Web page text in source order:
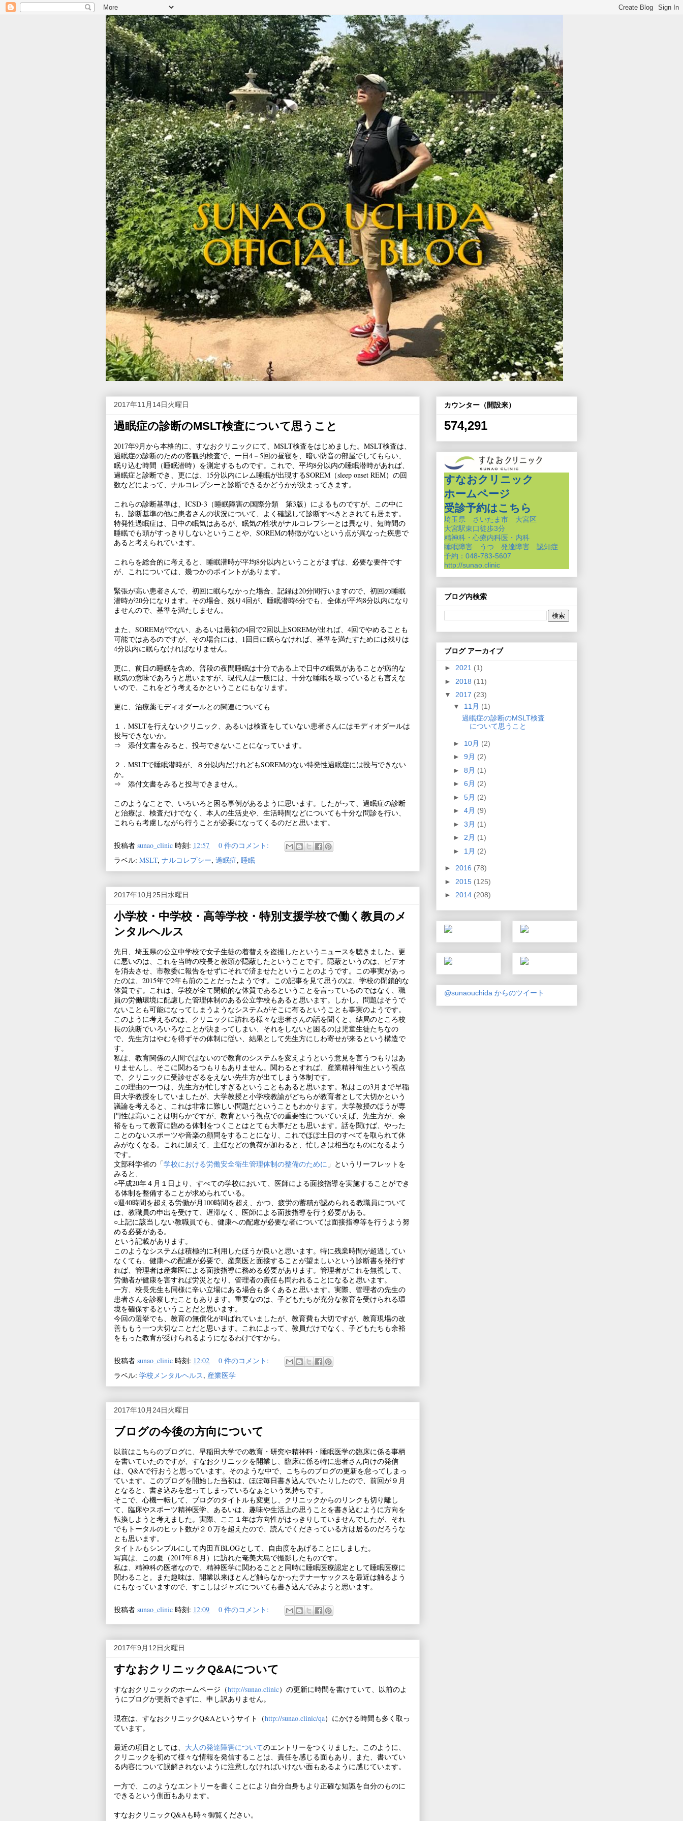
2017年11月14日火曜日
過眠症の診断のMSLT検査について思うこと
2017年9月から本格的に、すなおクリニックにて、MSLT検査をはじめました。MSLT検査は、
過眠症の診断のための客観的検査で、一日4－5回の昼寝を、暗い防音の部屋でしてもらい、
眠り込む時間（睡眠潜時）を測定するものです。これで、平均8分以内の睡眠潜時があれば、
過眠症と診断でき、更には、15分以内にレム睡眠が出現するSOREM（sleep onset REM）の回
数などによって、ナルコレプシーと診断できるかどうかが決まってきます。
これらの診断基準は、ICSD-3（睡眠障害の国際分類 第3版）によるものですが、この中に
も、診断基準の他に患者さんの状況について、よく確認して診断すべきとされても居ます。
特発性過眠症は、日中の眠気はあるが、眠気の性状がナルコレプシーとは異なり、短時間の
睡眠でも頭がすっきりしないということや、SOREMの特徴がないという点が異なった疾患で
あると考えられています。
これらを総合的に考えると、睡眠潜時が平均8分以内ということがまずは、必要な要件です
が、これについては、幾つかのポイントがあります。
緊張が高い患者さんで、初回に眠らなかった場合、記録は20分間行いますので、初回の睡眠
潜時が20分になります。その場合、残り4回が、睡眠潜時6分でも、全体が平均8分以内になり
ませんので、基準を満たしません。
また、SOREMがでない、あるいは最初の4回で2回以上SOREMが出れば、4回でやめることも
可能ではあるのですが、その場合には、1回目に眠らなければ、基準を満たすためには残りは
4分以内に眠らなければなりません。
更に、前日の睡眠を含め、普段の夜間睡眠は十分である上で日中の眠気があることが病的な
眠気の意味であろうと思いますが、現代人は一般には、十分な睡眠を取っているとも言えな
いので、これをどう考えるかということにもなります。
更に、治療薬モディオダールとの関連についても
１．MSLTを行えないクリニック、あるいは検査をしていない患者さんにはモディオダールは
投与できないか。
⇒ 添付文書をみると、投与できないことになっています。
２．MSLTで睡眠潜時が、８分以内だけれどもSOREMのない特発性過眠症には投与できない
か。
⇒ 添付文書をみると投与できません。
このようなことで、いろいろと困る事例があるように思います。したがって、過眠症の診断
と治療は、検査だけでなく、本人の生活史や、生活時間などについても十分な問診を行い、
これらも考慮しながら行うことが必要になってくるのだと思います。
投稿者 sunao_clinic 時刻: 12:57
0 件のコメント:
ラベル: MSLT, ナルコレプシー, 過眠症, 睡眠
2017年10月25日水曜日
小学校・中学校・高等学校・特別支援学校で働く教員のメ
ンタルヘルス
先日、埼玉県の公立中学校で女子生徒の着替えを盗撮したというニュースを聴きました。更
に悪いのは、これを当時の校長と教頭が隠蔽したということです。隠蔽というのは、ビデオ
を消去させ、市教委に報告をせずにそれで済ませたということのようです。この事実があっ
たのは、2015年で2年も前のことだったようです。この記事を見て思うのは、学校の閉鎖的な
体質です。これは、学校が全て閉鎖的な体質であるということを言っているのではなく、職
員の労働環境に配慮した管理体制のある公立学校もあると思います。しかし、問題はそうで
ないことも可能になってしまうようなシステムがそこに有るということも事実のようです。
このように考えるのは、クリニックに訪れる様々な患者さんの話を聞くと、結局のところ校
長の決断でいろいろなことが決まってしまい、それをしないと困るのは児童生徒たちなの
で、先生方はやむを得ずその体制に従い、結果として先生方にしわ寄せが来るという構造で
す。
私は、教育関係の人間ではないので教育のシステムを変えようという意見を言うつもりはあ
りませんし、そこに関わるつもりもありません。関わるとすれば、産業精神衛生という視点
で、クリニックに受診せざるをえない先生方が出てしまう体制です。
この理由の一つは、先生方が忙しすぎるということもあると思います。私はこの3月まで早稲
田大学教授をしていましたが、大学教授と小学校教諭がどちらが教育者として大切かという
議論を考えると、これは非常に難しい問題だということもわかります。大学教授のほうが専
門性は高いことは明らかですが、教育という視点での重要性についていえば、先生方が、余
裕をもって教育に臨める体制をつくことはとても大事だとも思います。話を聞けば、やった
ことのないスポーツや音楽の顧問をすることになり、これでほぼ土日のすべてを取られて休
みがなくなる。これに加えて、主任などの負荷が加わると、忙しさは相当なものになるよう
です。
文部科学省の「学校における労働安全衛生管理体制の整備のために 」というリーフレットを
みると、
○平成20年４月１日より、すべての学校において、医師による面接指導を実施することができ
る体制を整備することが求められている。
○週40時間を超える労働が月100時間を超え、かつ、疲労の蓄積が認められる教職員について
は、教職員の申出を受けて、遅滞なく、医師による面接指導を行う必要がある。
○上記に該当しない教職員でも、健康への配慮が必要な者については面接指導等を行うよう努
める必要がある。
という記載があります。
このようなシステムは積極的に利用したほうが良いと思います。特に残業時間が超過してい
なくても、健康への配慮が必要で、産業医と面接することが望ましいという診断書を発行す
れば、管理者は産業医による面接指導に務める必要があります。管理者がこれを無視して、
労働者が健康を害すれば労災となり、管理者の責任も問われることになると思います。
一方、校長先生も同様に辛い立場にある場合も多くあると思います。実際、管理者の先生の
患者さんを診察したこともあります。重要なのは、子どもたちが充分な教育を受けられる環
境を確保するということだと思います。
今回の選挙でも、教育の無償化が叫ばれていましたが、教育費も大切ですが、教育現場の改
善ももう一つ大切なことだと思います。これによって、教員だけでなく、子どもたちも余裕
をもった教育が受けられるようになるわけですから。
投稿者 sunao_clinic 時刻: 12:02
0 件のコメント:
ラベル: 学校メンタルヘルス, 産業医学
2017年10月24日火曜日
ブログの今後の方向について
以前はこちらのブログに、早稲田大学での教育・研究や精神科・睡眠医学の臨床に係る事柄
を書いていたのですが、すなおクリニックを開業し、臨床に係る特に患者さん向けの発信
は、Q&Aで行おうと思っています。そのような中で、こちらのブログの更新を怠ってしまっ
ています。このブログを開始した当初は、ほぼ毎日書き込んでいたりしたので、前回が９月
となると、書き込みを怠ってしまっているなぁという気持ちです。
そこで、心機一転して、ブログのタイトルも変更し、クリニックからのリンクも切り離し
て、臨床やスポーツ精神医学、あるいは、趣味や生活上の思うことを書き込むように方向を
転換しようと考えました。実際、ここ１年は方向性がはっきりしていませんでしたが、それ
でもトータルのヒット数が２０万を超えたので、読んでくださっている方は居るのだろうな
とも思います。
タイトルもシンプルにして内田直BLOGとして、自由度をあげることにしました。
写真は、この夏（2017年８月）に訪れた奄美大島で撮影したものです。
私は、精神科の医者なので、精神医学に関わることと同時に睡眠医療認定として睡眠医療に
関わること。また趣味は、開業以来ほとんど触らなかったテナーサックスを最近は触るよう
にもなっていますので、すこしはジャズについても書き込んでみようと思います。
投稿者 sunao_clinic 時刻: 12:09 0 件のコメント:
2017年9月12日火曜日
すなおクリニックQ&Aについて
すなおクリニックのホームページ（http://sunao.clinic）の更新に時間を書けていて、以前のよ
うにブログが更新できずに、申し訳ありません。
現在は、すなおクリニックQ&Aというサイト（http://sunao.clinic/qa）にかける時間も多く取っ
ています。
最近の項目としては、 大人の発達障害についてのエントリーをつくりました。このように、
クリニックを初めて様々な情報を発信することは、責任を感じる面もあり、また、書いてい
る内容について誤解されないように注意しなければいけない面もあるように感じています。
一方で、このようなエントリーを書くことにより自分自身もより正確な知識を自分のものに
できるという側面もあります。
すなおクリニックQ&Aも時々御覧ください。
カウンター（開設来）
574,291
すなおクリニック
ホームページ
受診予約はこちら
埼玉県 さいたま市 大宮区
大宮駅東口徒歩3分
精神科・心療内科医・内科
睡眠障害 うつ 発達障害 認知症
予約：048-783-5607
http://sunao.clinic
ブログ内検索
ブログ アーカイブ
► 2021 (1)
► 2018 (11)
▼ 2017 (23)
▼ 11月 (1)
過眠症の診断のMSLT検査
について思うこと
► 10月 (2)
► 9月 (2)
► 8月 (1)
► 6月 (2)
► 5月 (2)
► 4月 (9)
► 3月 (1)
► 2月 (1)
► 1月 (2)
► 2016 (78)
► 2015 (125)
► 2014 (208)
@sunaouchida からのツイート